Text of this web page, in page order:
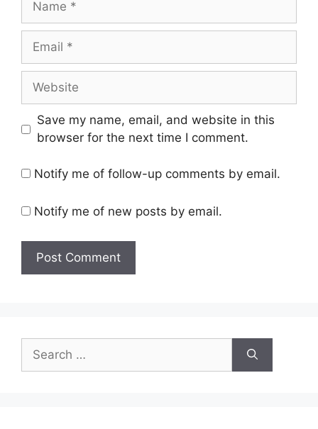
Email
Website
Save my name, email, and website in this
browser for the next time I comment.
Notify me of follow-up comments by email.
Notify me of new posts by email.
for: